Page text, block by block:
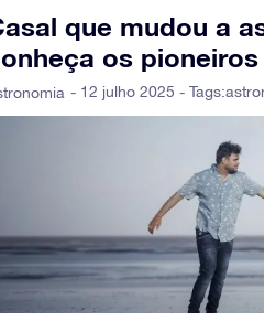
que mudou a
os
- 12 julho 2025 - Tags: